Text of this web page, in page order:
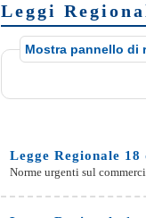
Leggi
Mostra pannello di
Legge Regionale
Norme urgenti sul